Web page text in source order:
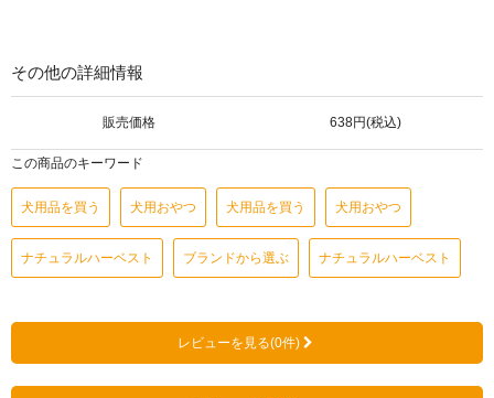
その他の詳細情報
販売価格 638円(税込)
この商品のキーワード
犬用品を買う 犬用おやつ 犬用品を買う 犬用おやつ
ナチュラルハーベスト ブランドから選ぶ ナチュラルハーベスト
レビューを見る(0件)